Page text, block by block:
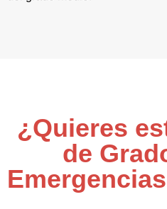
¿Quieres
de